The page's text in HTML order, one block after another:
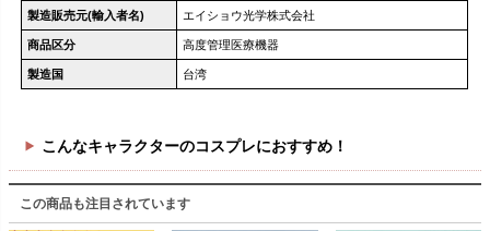
製造販売元(輸入者名) エイショウ光学株式会社
商品区分 高度管理医療機器
製造国 台湾
こんなキャラクターのコスプレにおすすめ！
この商品も注目されています